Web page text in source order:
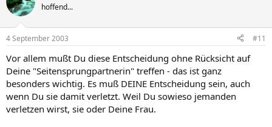
hoffend...
4 September 2003 #11
Vor allem mußt Du diese Entscheidung ohne Rücksicht auf
Deine "Seitensprungpartnerin" treffen - das ist ganz
besonders wichtig. Es muß DEINE Entscheidung sein, auch
wenn Du sie damit verletzt. Weil Du sowieso jemanden
verletzen wirst, sie oder Deine Frau.